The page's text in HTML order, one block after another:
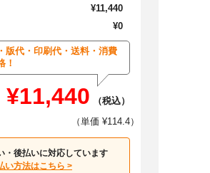
¥11,440
¥0
版代・印刷代・送料・消費
！
¥11,440
（税込）
（単価 ¥114.4）
・後払いに対応しています
い方法はこちら >